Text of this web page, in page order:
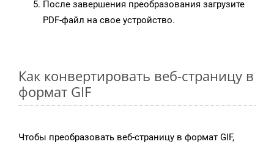
После завершения преобразования загрузите
PDF-файл на свое устройство.
Как конвертировать веб-страницу в
формат GIF
Чтобы преобразовать веб-страницу в формат GIF,